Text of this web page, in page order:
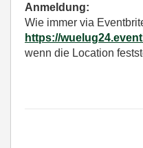
Anmeldung:
Wie immer via
https://
wenn die Location